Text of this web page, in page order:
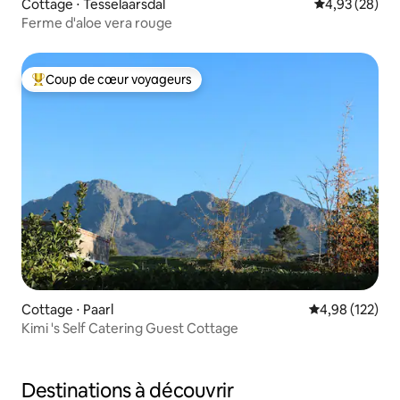
Cottage ⋅ Tesselaarsdal Évaluation
4,93 (28)
Ferme d'aloe vera rouge
Coups de cœur voyageurs les plus appréciés
Coup de cœur voyageurs
Cottage ⋅ Paarl Évaluation
4,98 (122)
Kimi 's Self Catering Guest Cottage
Destinations à découvrir